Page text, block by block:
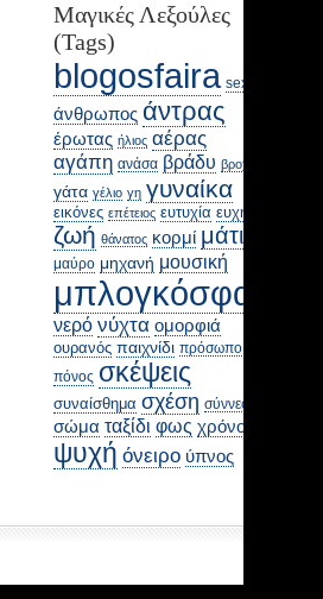
Μαγικές Λεξούλες
(Tags)
blogosfaira sex
άνθρωπος άντρας
έρωτας ήλιος αέρας
αγάπη ανάσα βράδυ βροχή
γάτα γέλιο γη γυναίκα
εικόνες επέτειος ευτυχία ευχή
ζωή θάνατος κορμί μάτι
μαύρο μηχανή μουσική
μπλογκόσφαιρα
νερό νύχτα ομορφιά
ουρανός παιχνίδι πρόσωπο
πόνος σκέψεις
συναίσθημα σχέση σύννεφο
σώμα ταξίδι φως χρόνος
ψυχή όνειρο ύπνος